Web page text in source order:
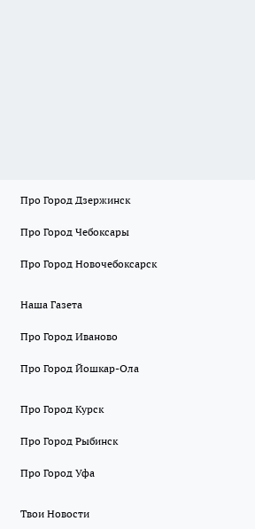
Про Город Дзержинск
Про Город Чебоксары
Про Город Новочебоксарск
Наша Газета
Про Город Иваново
Про Город Йошкар-Ола
Про Город Курск
Про Город Рыбинск
Про Город Уфа
Твои Новости